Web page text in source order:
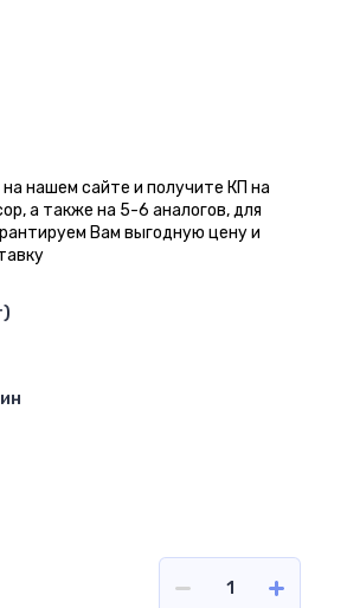
нашем сайте и получите КП на
а также на 5-6 аналогов, для
Вам выгодную цену и